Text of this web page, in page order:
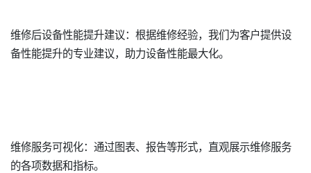
维修后设备性能提升建议：根据维修经验，我们为客户提供设
备性能提升的专业建议，助力设备性能最大化。
维修服务可视化：通过图表、报告等形式，直观展示维修服务
的各项数据和指标。